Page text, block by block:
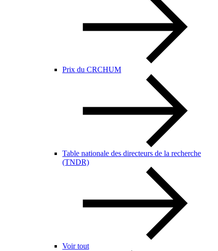
Prix du CRCHUM
Table nationale des directeurs de la recherche
(TNDR)
Voir tout